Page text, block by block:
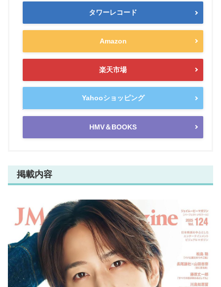
タワーレコード
Amazon
楽天市場
Yahooショッピング
HMV＆BOOKS
掲載内容